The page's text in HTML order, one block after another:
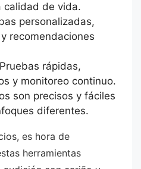
calidad de vida.
personalizadas,
recomendaciones
rápidas,
y monitoreo continuo.
son precisos y fáciles
diferentes.
es hora de
herramientas